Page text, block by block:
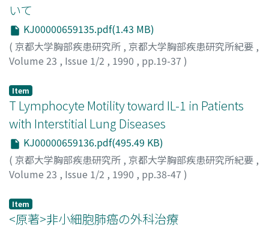
necessary for diagnosis, the majority of those cases
(81%) was IPF (UIP) while idiopathic BOOP occurred as
the second in frequency (13%). These data will help in
understanding the clinical outcome and the
therapeutic response to steroid hormone treatment in
cases of interstitial pneumonia of unknown etiology or
IIP, because idopathic UIP is slowly progressive and
usually not responsive to steroid while idiopathic
BOOP is usually responsive to steroid hormone
treatment and may regress even spontaneously. Cases
of IPF (UIP) should have revolutional modalities for
therapy.
いて
KJ00000659135.pdf(1.43 MB)
( 京都大学胸部疾患研究所 , 京都大学胸部疾患研究所紀要 ,
Volume 23 , Issue 1/2 , 1990 , pp.19-37 )
Item
T Lymphocyte Motility toward IL-1 in Patients
with Interstitial Lung Diseases
KJ00000659136.pdf(495.49 KB)
( 京都大学胸部疾患研究所 , 京都大学胸部疾患研究所紀要 ,
Volume 23 , Issue 1/2 , 1990 , pp.38-47 )
Item
<原著>非小細胞肺癌の外科治療